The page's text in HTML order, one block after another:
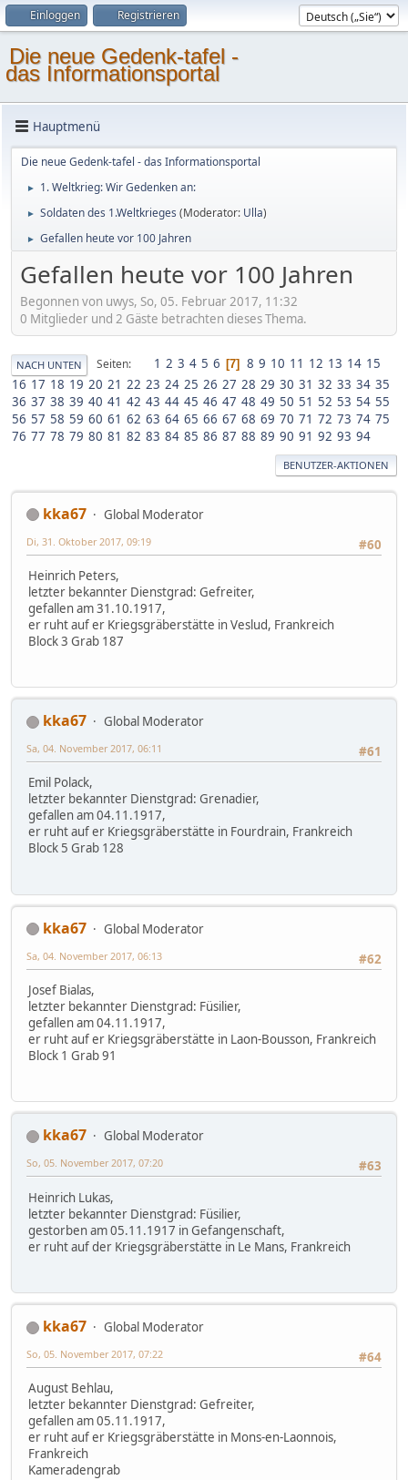
Einloggen Registrieren
Die neue Gedenk-tafel -
das Informationsportal
Hauptmenü
Die neue Gedenk-tafel - das Informationsportal
► 1. Weltkrieg: Wir Gedenken an:
► Soldaten des 1.Weltkrieges (Moderator: Ulla)
► Gefallen heute vor 100 Jahren
Gefallen heute vor 100 Jahren
Begonnen von uwys, So, 05. Februar 2017, 11:32
0 Mitglieder und 2 Gäste betrachten dieses Thema.
NACH UNTEN Seiten 1 2 3 4 5 6 7 8 9 10 11 12 13 14 15
16 17 18 19 20 21 22 23 24 25 26 27 28 29 30 31 32 33 34 35
36 37 38 39 40 41 42 43 44 45 46 47 48 49 50 51 52 53 54 55
56 57 58 59 60 61 62 63 64 65 66 67 68 69 70 71 72 73 74 75
76 77 78 79 80 81 82 83 84 85 86 87 88 89 90 91 92 93 94
BENUTZER-AKTIONEN
kka67
Global Moderator
#60
Di, 31. Oktober 2017, 09:19
Heinrich Peters,
letzter bekannter Dienstgrad: Gefreiter,
gefallen am 31.10.1917,
er ruht auf er Kriegsgräberstätte in Veslud, Frankreich
Block 3 Grab 187
kka67
Global Moderator
#61
Sa, 04. November 2017, 06:11
Emil Polack,
letzter bekannter Dienstgrad: Grenadier,
gefallen am 04.11.1917,
er ruht auf er Kriegsgräberstätte in Fourdrain, Frankreich
Block 5 Grab 128
kka67
Global Moderator
#62
Sa, 04. November 2017, 06:13
Josef Bialas,
letzter bekannter Dienstgrad: Füsilier,
gefallen am 04.11.1917,
er ruht auf er Kriegsgräberstätte in Laon-Bousson, Frankreich
Block 1 Grab 91
kka67
Global Moderator
#63
So, 05. November 2017, 07:20
Heinrich Lukas,
letzter bekannter Dienstgrad: Füsilier,
gestorben am 05.11.1917 in Gefangenschaft,
er ruht auf der Kriegsgräberstätte in Le Mans, Frankreich
kka67
Global Moderator
#64
So, 05. November 2017, 07:22
August Behlau,
letzter bekannter Dienstgrad: Gefreiter,
gefallen am 05.11.1917,
er ruht auf er Kriegsgräberstätte in Mons-en-Laonnois,
Frankreich
Kameradengrab